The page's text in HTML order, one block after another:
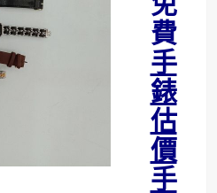
費
手
錶
估
價
手